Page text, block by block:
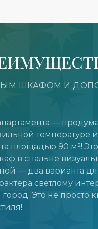
ШКАФОМ И
—
площадью 90 м²!
в спальне
— два варианта
светлому
Это не